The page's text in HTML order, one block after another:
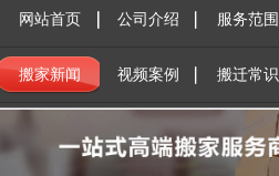
网站首页 公司介绍 服务范围
搬家新闻 视频案例 搬迁常识